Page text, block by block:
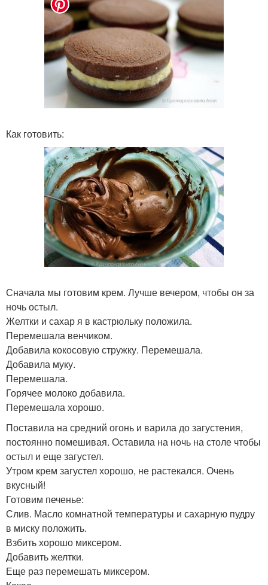
Как готовить:
Сначала мы готовим крем. Лучше вечером, чтобы он за
ночь остыл.
Желтки и сахар я в кастрюльку положила.
Перемешала венчиком.
Добавила кокосовую стружку. Перемешала.
Добавила муку.
Перемешала.
Горячее молоко добавила.
Перемешала хорошо.
Поставила на средний огонь и варила до загустения,
постоянно помешивая. Оставила на ночь на столе чтобы
остыл и еще загустел.
Утром крем загустел хорошо, не растекался. Очень
вкусный!
Готовим печенье:
Слив. Масло комнатной температуры и сахарную пудру
в миску положить.
Взбить хорошо миксером.
Добавить желтки.
Еще раз перемешать миксером.